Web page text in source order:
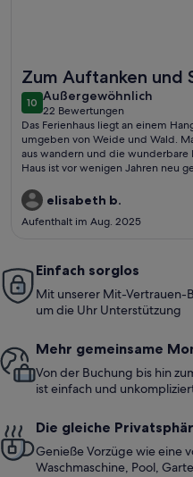
Zum Auftanken und
1010 von 10
Außergewöhnlich
außergewöhnlich
22 Bewertungen
(22
bewertungen)
Das Ferienhaus liegt an einem
umgeben von Weide und Wald.
aus wandern und die wunderbare
Haus ist vor wenigen Jahren neu
eingerichtet. Die Küche gut
Geschirrspüler, alle notwendigen
vorhanden. Traumhafter Blick vom
möchte, könnte es nicht besser
hilfsbereit, schnell erreichbar, aber
für die wunderbare Woche!
elisabeth b.
Aufenthalt im Aug. 2025
Einfach sorglos
Mit unserer Mit-Vertrauen-
um die Uhr Unterstützung
Mehr gemeinsame
Von der Buchung bis hin
ist einfach und
Die gleiche
Genieße Vorzüge wie eine
Waschmaschine, Pool,